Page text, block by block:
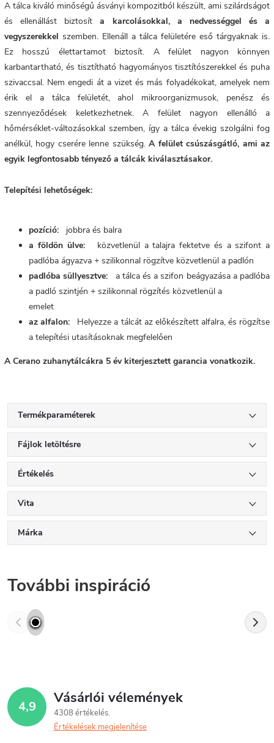
A tálca kiváló minőségű ásványi kompozitból készült, ami szilárdságot
és ellenállást biztosíta karcolásokkal, a nedvességgel és a
vegyszerekkel szemben. Ellenáll a tálca felületére eső tárgyaknak is.
Ez hosszú élettartamot biztosít. A
felület nagyon könnyen
karbantartható, és tisztítható hagyományos tisztítószerekkel és puha
szivaccsal. Nem engedi át a vizet és más folyadékokat, amelyek nem
érik el a tálca felületét, ahol mikroorganizmusok, penész és
szennyeződések keletkezhetnek. A felület nagyon ellenálló a
hőmérséklet-változásokkal szemben, így a tálca évekig szolgálni fog
anélkül, hogy cserére lenne szükség. A felület csúszásgátló, ami az
egyik legfontosabb tényező a tálcák kiválasztásakor.
Telepítési lehetőségek:
pozíció:
jobbra és balra
a földön ülve:
közvetlenül a talajra fektetve és a szifont a
padlóba ágyazva + szilikonnal rögzítve közvetlenül a padlón
padlóba süllyesztve:
a tálca és a szifon beágyazása a padlóba
a padló szintjén + szilikonnal rögzítés közvetlenül a
emelet
az alfalon:
Helyezze a tálcát az előkészített alfalra, és rögzítse
a telepítési utasításoknak megfelelően
A Cerano zuhanytálcákra 5 év kiterjesztett garancia vonatkozik.
Termékparaméterek
Fájlok letöltésre
Értékelés
Vita
Márka
További inspiráció
4,9 Vásárlói vélemények
4308 értékelés
Értékelések megjelenítése